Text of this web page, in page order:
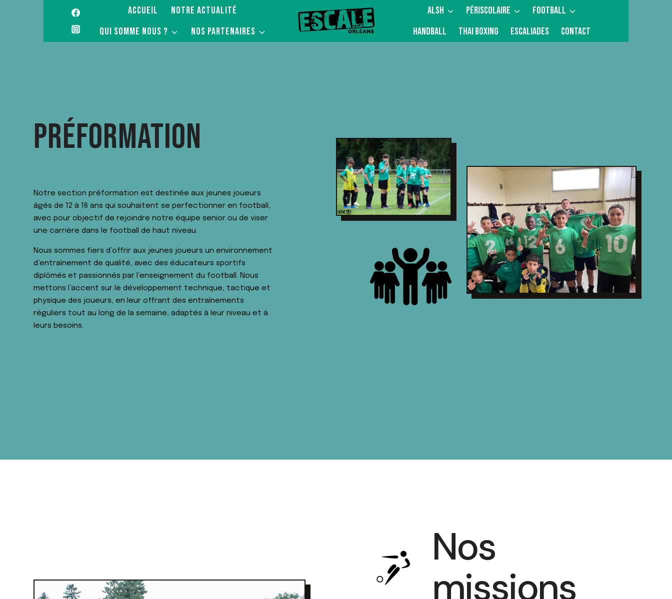
ACCUEIL
NOTRE ACTUALITÉ
QUI SOMME NOUS ?
NOS PARTENAIRES
ALSH PÉRISCOLAIRE
FOOTBALL
HANDBALL
THAI BOXING ESCALIADES CONTACT
PRÉFORMATION
Notre section préformation est destinée aux jeunes joueurs
âgés de 12 à 16 ans qui souhaitent se perfectionner en football,
avec pour objectif de rejoindre notre équipe senior ou de viser
une carrière dans le football de haut niveau.
Nous sommes fiers d’offrir aux jeunes joueurs un environnement
d’entraînement de qualité, avec des éducateurs sportifs
diplômés et passionnés par l’enseignement du football. Nous
mettons l’accent sur le développement technique, tactique et
physique des joueurs, en leur offrant des entraînements
réguliers tout au long de la semaine, adaptés à leur niveau et à
leurs besoins.
Nos
missions